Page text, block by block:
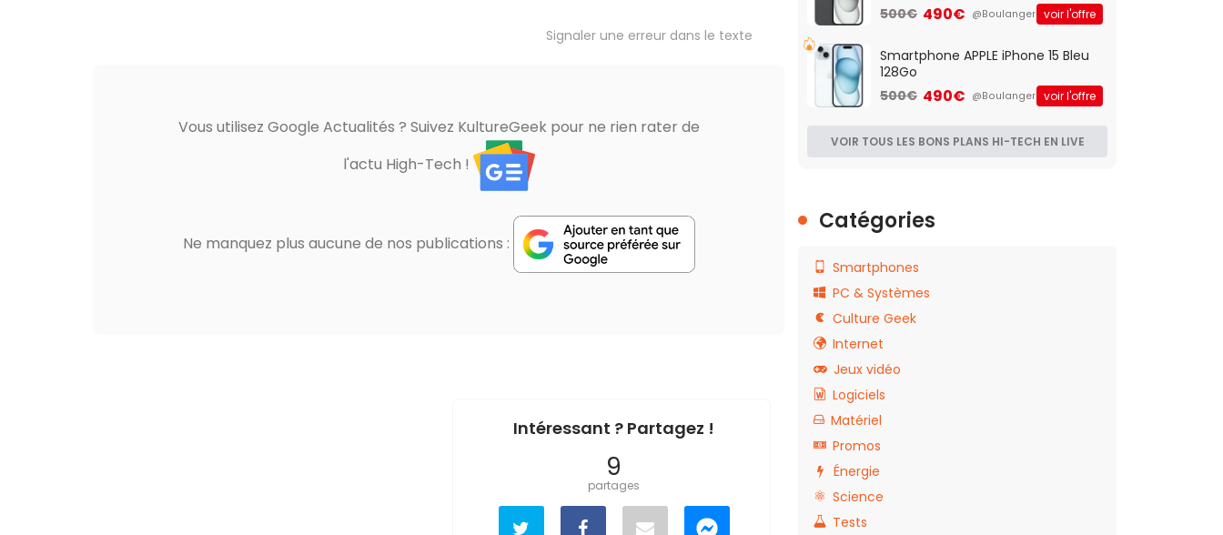
Signaler une erreur dans le texte
Vous utilisez Google Actualités ? Suivez KultureGeek pour ne rien rater de
l'actu High-Tech !
Ne manquez plus aucune de nos publications :
Intéressant ? Partagez !
9
partages
500€ 490€ @Boulanger voir l'offre
Smartphone APPLE iPhone 15 Bleu
128Go
500€ 490€ @Boulanger voir l'offre
VOIR TOUS LES BONS PLANS HI-TECH EN LIVE
Catégories
Smartphones
PC & Systèmes
Culture Geek
Internet
Jeux vidéo
Logiciels
Matériel
Promos
Énergie
Science
Tests